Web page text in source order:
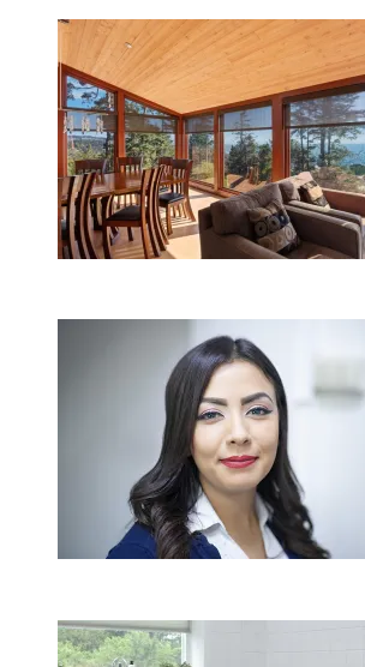
Kur nusipirkti
žaliuzes Klaipėdoje?
2026-08-01
Kaip miegamojo
veikia odos senėjimą?
2026-06-01
neįgaliojo